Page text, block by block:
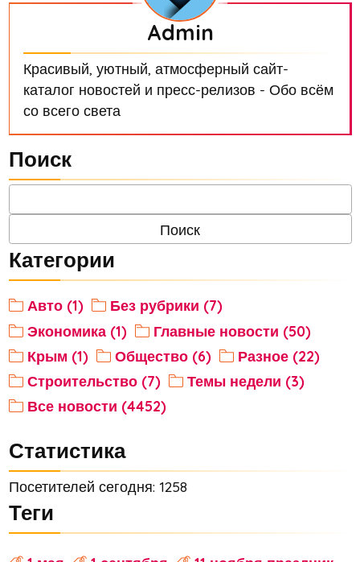
Admin
Красивый, уютный, атмосферный сайт-
каталог новостей и пресс-релизов - Обо всём
со всего света
Поиск
Категории
Авто (1)
Без рубрики (7)
Экономика (1)
Главные новости (50)
Крым (1)
Общество (6)
Разное (22)
Строительство (7)
Темы недели (3)
Все новости (4452)
Статистика
Посетителей сегодня: 1258
Теги